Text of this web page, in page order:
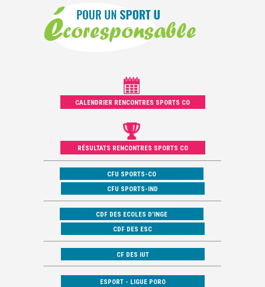
CALENDRIER RENCONTRES SPORTS CO
RÉSULTATS RENCONTRES SPORTS CO
CFU SPORTS-CO
CFU SPORTS-IND
CDF DES ECOLES D’INGE
CDF DES ESC
CF DES IUT
ESPORT - LIGUE PORO